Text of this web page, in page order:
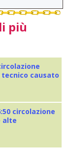
più
causato
circolazione
alte